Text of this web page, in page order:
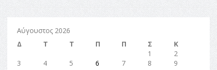
Αύγουστος 2026
Δ
Τ Τ Π Π Σ
Κ
1
2
3
4 5 6 7 8
9